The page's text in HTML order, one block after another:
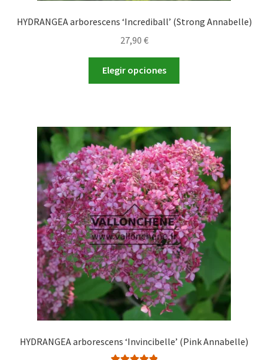
HYDRANGEA arborescens ‘Incrediball’ (Strong Annabelle)
27,90 €
Elegir opciones
Las
opciones
se
pueden
elegir
en
la
página
de
producto
HYDRANGEA arborescens ‘Invincibelle’ (Pink Annabelle)